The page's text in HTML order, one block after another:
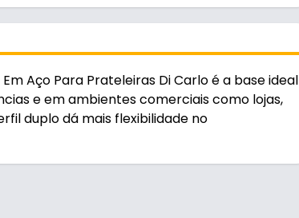
Aço Para Prateleiras Di Carlo é a base ideal
e em ambientes comerciais como lojas,
duplo dá mais flexibilidade no